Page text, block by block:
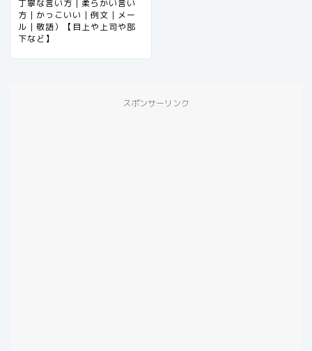
丁寧な言い方｜柔らかい言い
方｜かっこいい｜例文｜メー
ル｜敬語）【目上や上司や部
下など】
スポンサーリンク